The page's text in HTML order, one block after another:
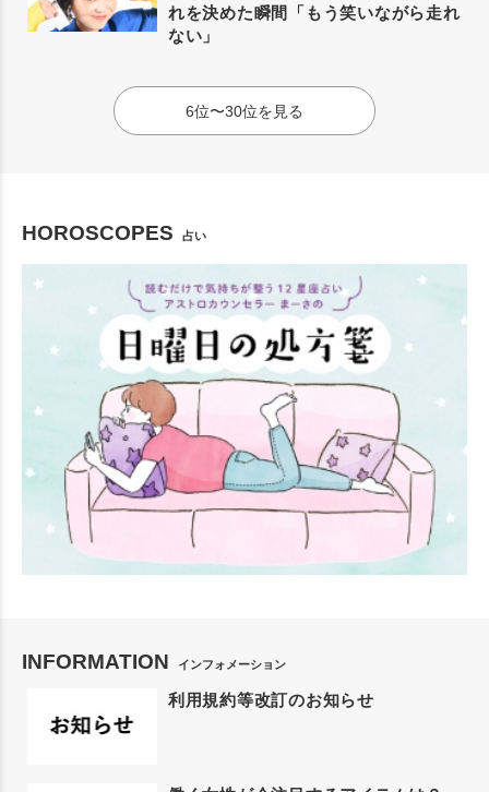
れを決めた瞬間「もう笑いながら走れ
ない」
6位〜30位を見る
HOROSCOPES 占い
INFORMATION インフォメーション
利用規約等改訂のお知らせ